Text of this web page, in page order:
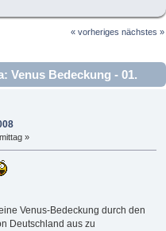
« vorheriges nächstes »
Venus Bedeckung - 01.
»
Venus-Bedeckung durch den
Deutschland aus zu